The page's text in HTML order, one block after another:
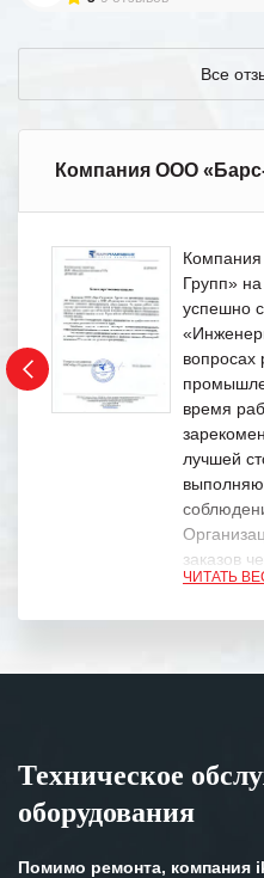
Все
Компания ООО
Групп»
успешно
вопросах
время
лучшей
заказов
ЧИТАТЬ
Техническое
оборудования
Помимо ремонта, компания